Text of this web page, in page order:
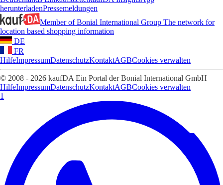
herunterladenPressemeldungen
Member of Bonial International Group The network for
location based shopping information
DE
FR
HilfeImpressumDatenschutzKontaktAGBCookies verwalten
© 2008 - 2026 kaufDA Ein Portal der Bonial International GmbH
HilfeImpressumDatenschutzKontaktAGBCookies verwalten
1